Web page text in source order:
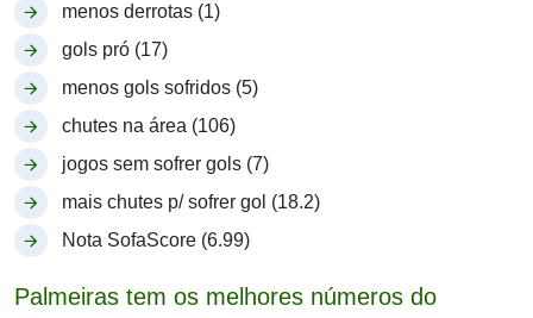
menos derrotas (1)
gols pró (17)
menos gols sofridos (5)
chutes na área (106)
jogos sem sofrer gols (7)
mais chutes p/ sofrer gol (18.2)
Nota SofaScore (6.99)
Palmeiras tem os melhores números do